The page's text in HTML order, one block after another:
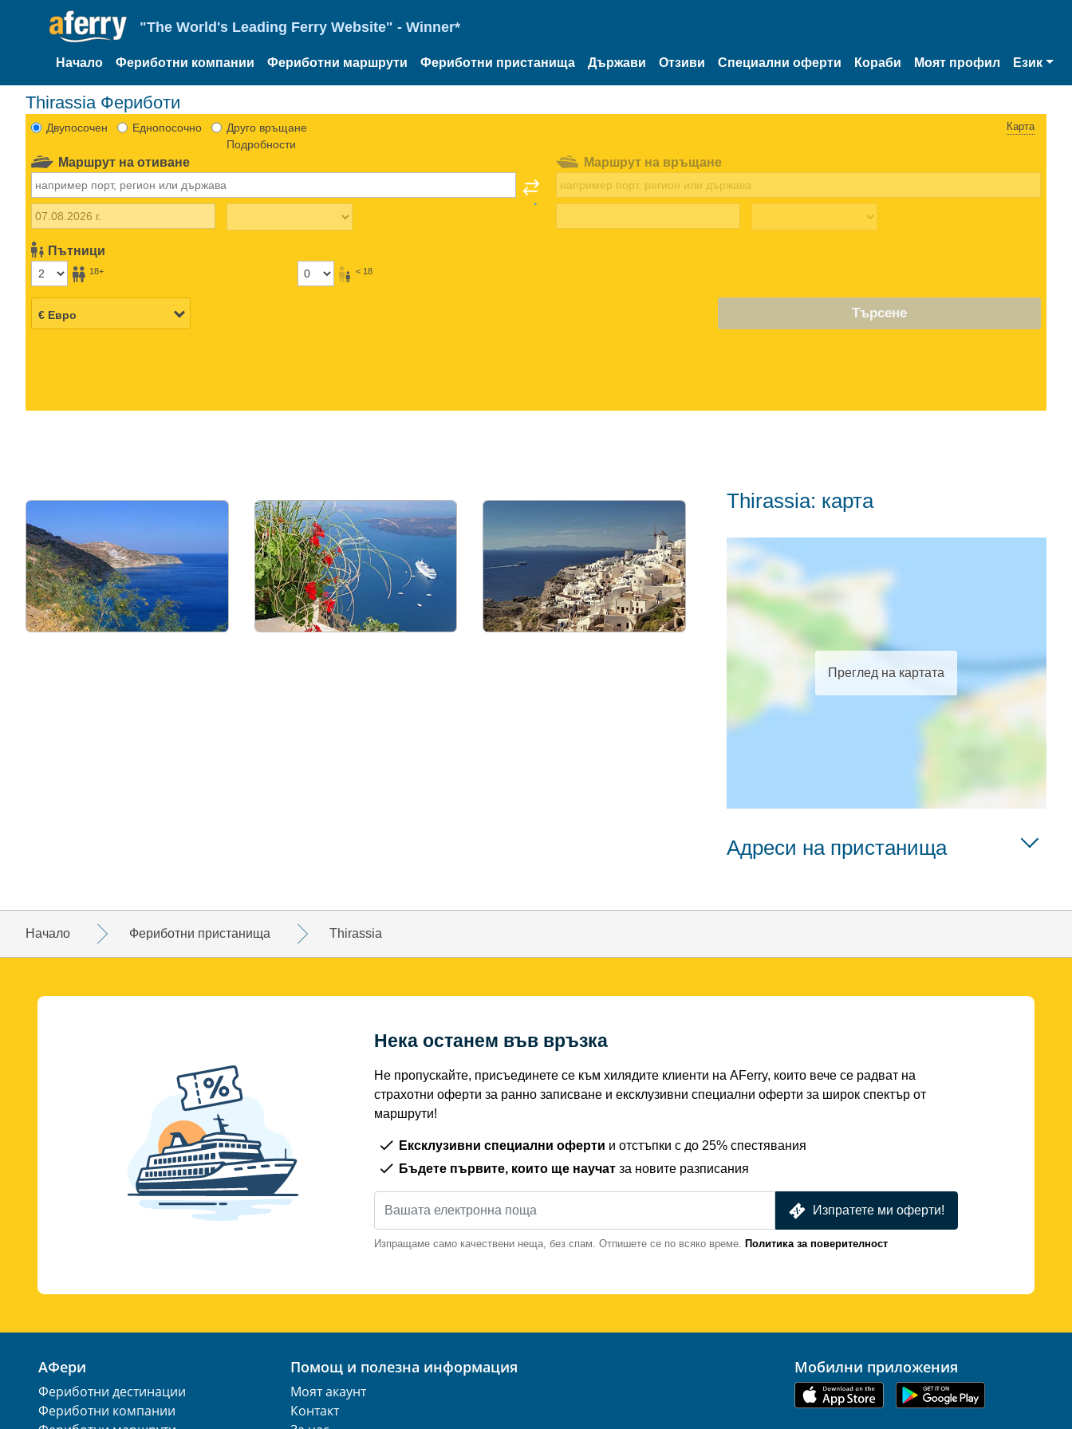
"The World's Leading Ferry Website" - Winner*
Начало Фериботни компании Фериботни маршрути Фериботни пристанища Държави Отзиви Специални оферти Кораби Моят профил Език
Thirassia Фериботи
Двупосочен Еднопосочно
Друго връщане
Подробности
Карта
Маршрут на отиване
Пътници
18+ < 18
Маршрут на връщане
Търсене
Thirassia: карта
Преглед на картата
Адреси на пристанища
Начало Фериботни пристанища Thirassia
Нека останем във връзка
Не пропускайте, присъединете се към хилядите клиенти на AFerry, които вече се радват на
страхотни оферти за ранно записване и ексклузивни специални оферти за широк спектър от
маршрути!
Ексклузивни специални оферти и отстъпки с до 25% спестявания
Бъдете първите, които ще научат за новите разписания
Изпратете ми оферти!
Изпращаме само качествени неща, без спам. Отпишете се по всяко време. Политика за поверителност
АФери
Фериботни дестинации
Фериботни компании
Помощ и полезна информация
Моят акаунт
Контакт
Мобилни приложения